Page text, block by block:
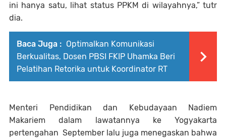
ini hanya satu, lihat status PPKM di wilayahnya,” tutr
dia.
Baca Juga : Optimalkan Komunikasi
Berkualitas, Dosen PBSI FKIP Uhamka Beri
Pelatihan Retorika untuk Koordinator RT
Menteri Pendidikan dan Kebudayaan Nadiem
Makariem dalam lawatannya ke Yogyakarta
pertengahan September lalu juga menegaskan bahwa